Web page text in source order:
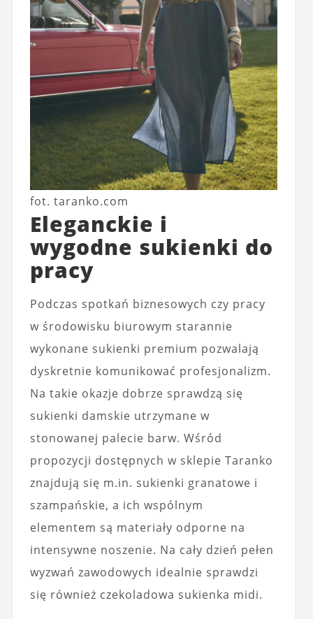
fot. taranko.com
Eleganckie i
wygodne sukienki do
pracy
Podczas spotkań biznesowych czy pracy
w środowisku biurowym starannie
wykonane sukienki premium pozwalają
dyskretnie komunikować profesjonalizm.
Na takie okazje dobrze sprawdzą się
sukienki damskie utrzymane w
stonowanej palecie barw. Wśród
propozycji dostępnych w sklepie Taranko
znajdują się m.in. sukienki granatowe i
szampańskie, a ich wspólnym
elementem są materiały odporne na
intensywne noszenie. Na cały dzień pełen
wyzwań zawodowych idealnie sprawdzi
się również czekoladowa sukienka midi.